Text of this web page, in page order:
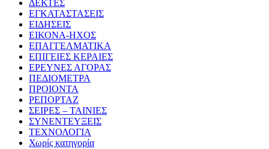
ΔΕΚΤΕΣ
ΕΓΚΑΤΑΣΤΑΣΕΙΣ
ΕΙΔΗΣΕΙΣ
ΕΙΚΟΝΑ-ΗΧΟΣ
ΕΠΑΓΓΕΛΜΑΤΙΚΑ
ΕΠΙΓΕΙΕΣ ΚΕΡΑΙΕΣ
ΕΡΕΥΝΕΣ ΑΓΟΡΑΣ
ΠΕΔΙΟΜΕΤΡΑ
ΠΡΟΙΟΝΤΑ
ΡΕΠΟΡΤΑΖ
ΣΕΙΡΕΣ – ΤΑΙΝΙΕΣ
ΣΥΝΕΝΤΕΥΞΕΙΣ
ΤΕΧΝΟΛΟΓΙΑ
Χωρίς κατηγορία